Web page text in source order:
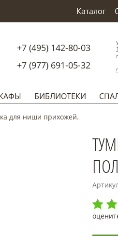
Каталог
+7 (495) 142-80-03
+7 (977) 691-05-32
БИБЛИОТЕКИ
для ниши прихожей.